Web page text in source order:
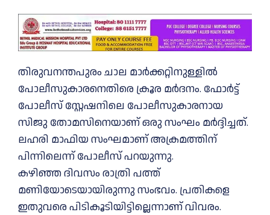
തിരുവനന്തപുരം ചാല മാര്‍ക്കറ്റിനുള്ളില്‍
പോലീസുകാരനെതിരെ ക്രൂര മര്‍ദനം. ഫോര്‍ട്ട്
പോലീസ് സ്റ്റേഷനിലെ പോലീസുകാരനായ
സിജു തോമസിനെയാണ്‌ ഒരു സംഘം മര്‍ദ്ദിച്ചത്.
ലഹരി മാഫിയ സംഘമാണ് അക്രമത്തിന്
പിന്നിലെന്ന് പോലീസ് പറയുന്നു.
കഴിഞ്ഞ ദിവസം രാത്രി പത്ത്
മണിയോടെയായിരുന്നു സംഭവം. പ്രതികളെ
ഇതുവരെ പിടികൂടിയിട്ടില്ലെന്നാണ് വിവരം.